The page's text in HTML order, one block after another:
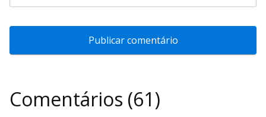
Comentários (61)